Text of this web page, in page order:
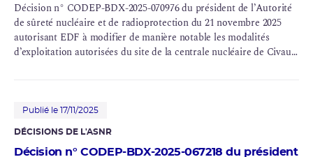
Décision n° CODEP-BDX-2025-070976 du président de l’Autorité
de sûreté nucléaire et de radioprotection du 21 novembre 2025
autorisant EDF à modifier de manière notable les modalités
d’exploitation autorisées du site de la centrale nucléaire de Civaux
Publié le 17/11/2025
DÉCISIONS DE L'ASNR
Décision n° CODEP-BDX-2025-067218 du président